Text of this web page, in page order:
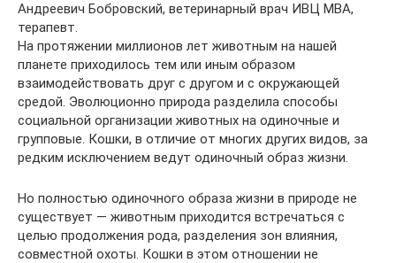
Андреевич Бобровский, ветеринарный врач ИВЦ МВА,
терапевт.
На протяжении миллионов лет животным на нашей
планете приходилось тем или иным образом
взаимодействовать друг с другом и с окружающей
средой. Эволюционно природа разделила способы
социальной организации животных на одиночные и
групповые. Кошки, в отличие от многих других видов, за
редким исключением ведут одиночный образ жизни.
Но полностью одиночного образа жизни в природе не
существует — животным приходится встречаться с
целью продолжения рода, разделения зон влияния,
совместной охоты. Кошки в этом отношении не